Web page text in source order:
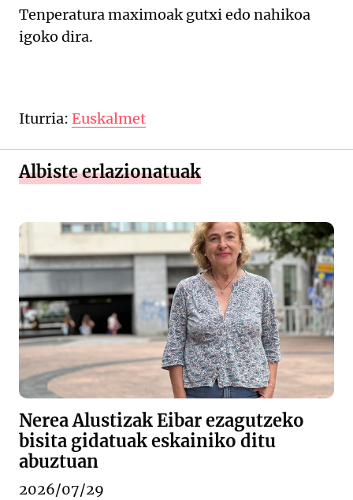
Tenperatura maximoak gutxi edo nahikoa
igoko dira.
Iturria: Euskalmet
Albiste erlazionatuak
Nerea Alustizak Eibar ezagutzeko
bisita gidatuak eskainiko ditu
abuztuan
2026/07/29